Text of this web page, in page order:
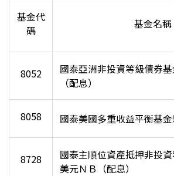
基金代
碼
基金名稱
8052
國泰亞洲非投資等級債券
（配息）
8058 國泰美國多重收益平衡基
8728
國泰主順位資產抵押非投
美元ＮＢ（配息）